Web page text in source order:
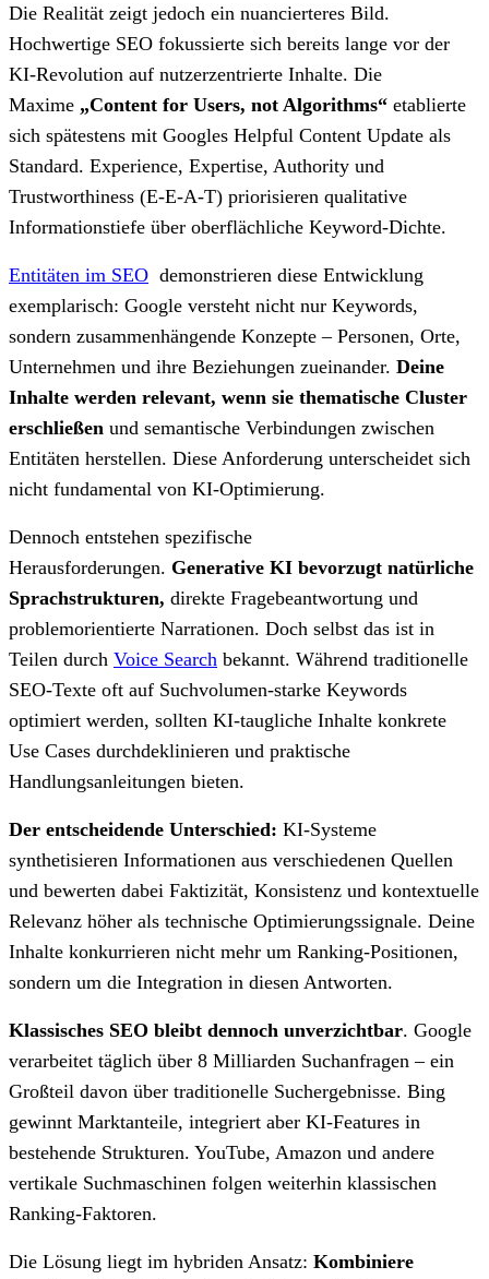
Die Realität zeigt jedoch ein nuancierteres Bild.
Hochwertige SEO fokussierte sich bereits lange vor der
KI-Revolution auf nutzerzentrierte Inhalte. Die
Maxime „Content for Users, not Algorithms“ etablierte
sich spätestens mit Googles Helpful Content Update als
Standard. Experience, Expertise, Authority und
Trustworthiness (E-E-A-T) priorisieren qualitative
Informationstiefe über oberflächliche Keyword-Dichte.
Entitäten im SEO demonstrieren diese Entwicklung
exemplarisch: Google versteht nicht nur Keywords,
sondern zusammenhängende Konzepte – Personen, Orte,
Unternehmen und ihre Beziehungen zueinander. Deine
Inhalte werden relevant, wenn sie thematische Cluster
erschließen und semantische Verbindungen zwischen
Entitäten herstellen. Diese Anforderung unterscheidet sich
nicht fundamental von KI-Optimierung.
Dennoch entstehen spezifische
Herausforderungen. Generative KI bevorzugt natürliche
Sprachstrukturen, direkte Fragebeantwortung und
problemorientierte Narrationen. Doch selbst das ist in
Teilen durch Voice Search bekannt. Während traditionelle
SEO-Texte oft auf Suchvolumen-starke Keywords
optimiert werden, sollten KI-taugliche Inhalte konkrete
Use Cases durchdeklinieren und praktische
Handlungsanleitungen bieten.
Der entscheidende Unterschied: KI-Systeme
synthetisieren Informationen aus verschiedenen Quellen
und bewerten dabei Faktizität, Konsistenz und kontextuelle
Relevanz höher als technische Optimierungssignale. Deine
Inhalte konkurrieren nicht mehr um Ranking-Positionen,
sondern um die Integration in diesen Antworten.
Klassisches SEO bleibt dennoch unverzichtbar. Google
verarbeitet täglich über 8 Milliarden Suchanfragen – ein
Großteil davon über traditionelle Suchergebnisse. Bing
gewinnt Marktanteile, integriert aber KI-Features in
bestehende Strukturen. YouTube, Amazon und andere
vertikale Suchmaschinen folgen weiterhin klassischen
Ranking-Faktoren.
Die Lösung liegt im hybriden Ansatz: Kombiniere